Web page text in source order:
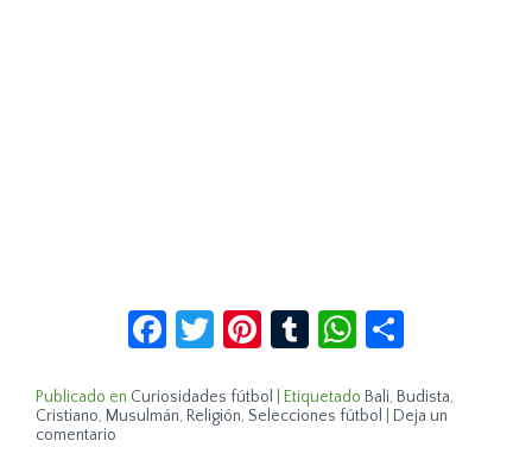
Facebook
Twitter
Pinterest
TumblrWhatsApp
Publicado en Curiosidades fútbol Etiquetado Bali, Budista,
Cristiano, Musulmán, Religión, Selecciones fútbol
Deja un
comentario